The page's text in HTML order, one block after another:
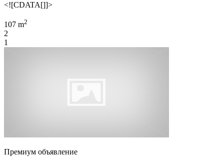
<![CDATA[]]>
107 m2
2
1
Премиум объявление